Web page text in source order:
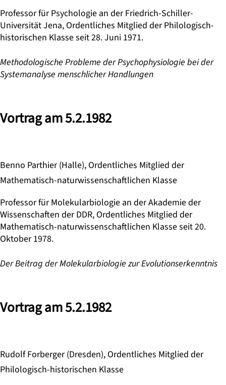
Professor für Psychologie an der Friedrich-Schiller-
Universität Jena, Ordentliches Mitglied der Philologisch-
historischen Klasse seit 28. Juni 1971.
Methodologische Probleme der Psychophysiologie bei der
Systemanalyse menschlicher Handlungen
Vortrag am 5.2.1982
Benno Parthier (Halle), Ordentliches Mitglied der
Mathematisch-naturwissenschaftlichen Klasse
Professor für Molekularbiologie an der Akademie der
Wissenschaften der DDR, Ordentliches Mitglied der
Mathematisch-naturwissenschaftlichen Klasse seit 20.
Oktober 1978.
Der Beitrag der Molekularbiologie zur Evolutionserkenntnis
Vortrag am 5.2.1982
Rudolf Forberger (Dresden), Ordentliches Mitglied der
Philologisch-historischen Klasse